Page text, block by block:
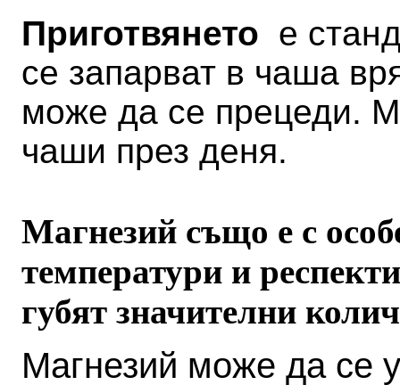
Приготвянето е
се запарват в чаша
може да се прецеди.
чаши през деня.
Магнезий също е с
температури и
губят значителни
Магнезий може да се